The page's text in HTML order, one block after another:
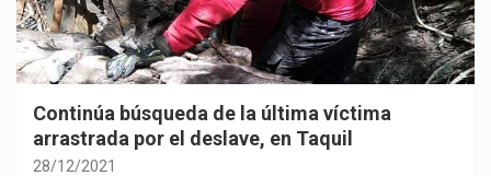
Continúa búsqueda de la última víctima
arrastrada por el deslave, en Taquil
28/12/2021